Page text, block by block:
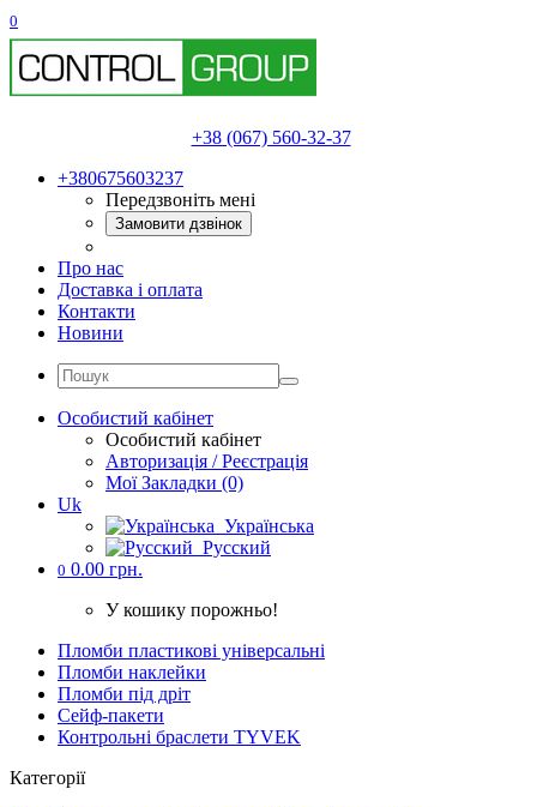
0
+38 (067) 560-32-37
+380675603237
Передзвоніть мені
Замовити дзвінок
Про нас
Доставка і оплата
Контакти
Новини
Особистий кабінет
Особистий кабінет
Авторизація / Реєстрація
Мої Закладки (0)
Uk
Українська
Русский
0 0.00 грн.
У кошику порожньо!
Пломби пластикові універсальні
Пломби наклейки
Пломби під дріт
Cейф-пакети
Контрольні браслети TYVEK
Категорії